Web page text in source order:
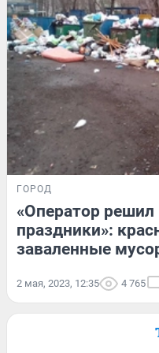
ГОРОД
«Оператор решил
праздники»:
заваленные
2 мая, 2023, 12:35 4 765